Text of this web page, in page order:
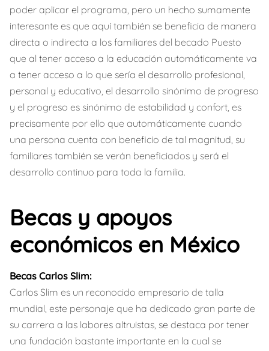
poder aplicar el programa, pero un hecho sumamente
interesante es que aquí también se beneficia de manera
directa o indirecta a los familiares del becado Puesto
que al tener acceso a la educación automáticamente va
a tener acceso a lo que sería el desarrollo profesional,
personal y educativo, el desarrollo sinónimo de progreso
y el progreso es sinónimo de estabilidad y confort, es
precisamente por ello que automáticamente cuando
una persona cuenta con beneficio de tal magnitud, su
familiares también se verán beneficiados y será el
desarrollo continuo para toda la familia.
Becas y apoyos
económicos en México
Becas Carlos Slim:
Carlos Slim es un reconocido empresario de talla
mundial, este personaje que ha dedicado gran parte de
su carrera a las labores altruistas, se destaca por tener
una fundación bastante importante en la cual se